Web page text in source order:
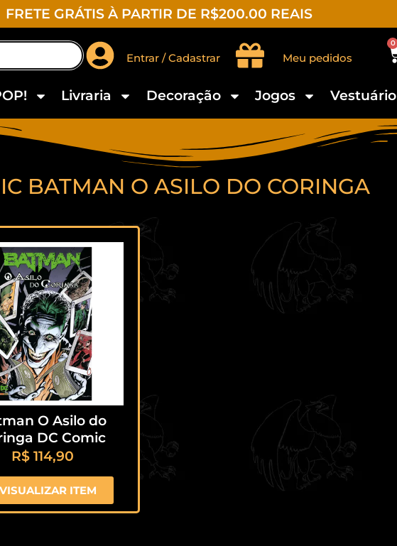
FRETE GRÁTIS À PARTIR DE R$200.00 REAIS
Entrar / Cadastrar Meu pedidos
0
Livraria Decoração Jogos Vestuário
BATMAN O ASILO DO CORINGA
O Asilo do
DC Comic
R$114,90
VISUALIZAR ITEM